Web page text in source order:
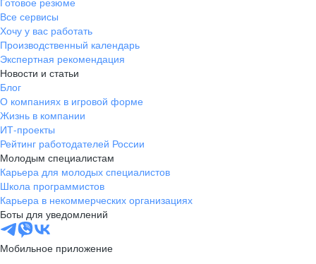
Все сервисы
Хочу у вас работать
Производственный календарь
Экспертная рекомендация
Новости и статьи
Блог
О компаниях в игровой форме
Жизнь в компании
ИТ-проекты
Рейтинг работодателей России
Молодым специалистам
Карьера для молодых специалистов
Школа программистов
Карьера в некоммерческих организациях
Боты для уведомлений
Мобильное приложение